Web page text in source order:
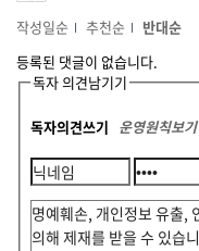
작성일순 추천순
반대순
등록된 댓글이 없습니다.
독자 의견남기기
독자의견쓰기 운영원칙보기